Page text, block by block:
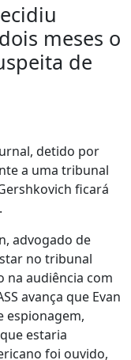
meses o
de
detido por
a uma tribunal
ficará
advogado de
no tribunal
na audiência com
avança que Evan
espionagem,
estaria
foi ouvido,